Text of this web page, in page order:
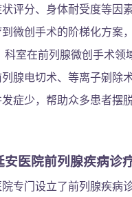
评分、身体耐受度等因
微创手术的阶梯化方案
科室在前列腺微创手术领
腺电切术、等离子剜除
症少，帮助众多患者摆
安医院前列腺疾病诊
专门设立了前列腺疾病